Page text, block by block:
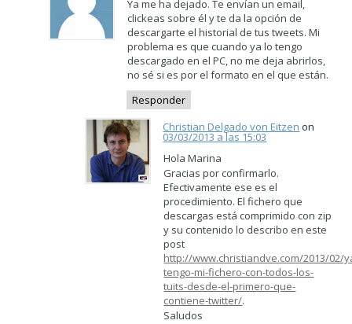
Ya me ha dejado. Te envían un email,
clickeas sobre él y te da la opción de
descargarte el historial de tus tweets. Mi
problema es que cuando ya lo tengo
descargado en el PC, no me deja abrirlos,
no sé si es por el formato en el que están.
Responder
Christian Delgado von Eitzen on
03/03/2013 a las 15:03
Hola Marina
Gracias por confirmarlo.
Efectivamente ese es el
procedimiento. El fichero que
descargas está comprimido con zip
y su contenido lo describo en este
post
http://www.christiandve.com/2013/02/
tengo-mi-fichero-con-todos-los-
tuits-desde-el-primero-que-
contiene-twitter/.
Saludos